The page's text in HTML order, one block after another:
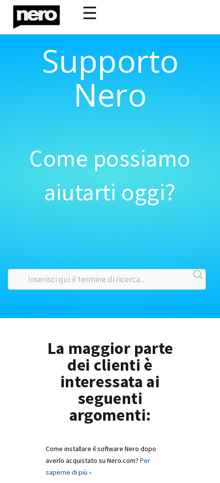
☰
Supporto
Nero
Come possiamo
aiutarti oggi?
La maggior parte
dei clienti è
interessata ai
seguenti
argomenti:
Come installare il software Nero dopo
averlo acquistato su Nero.com? Per
saperne di più »